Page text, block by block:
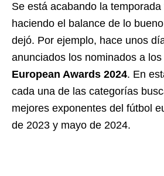
Se está acabando la
haciendo el balance de lo
dejó. Por ejemplo, hace unos
anunciados los nominados a los
European Awards 2024. En
cada una de las categorías
mejores exponentes del fútbol
de 2023 y mayo de 2024.